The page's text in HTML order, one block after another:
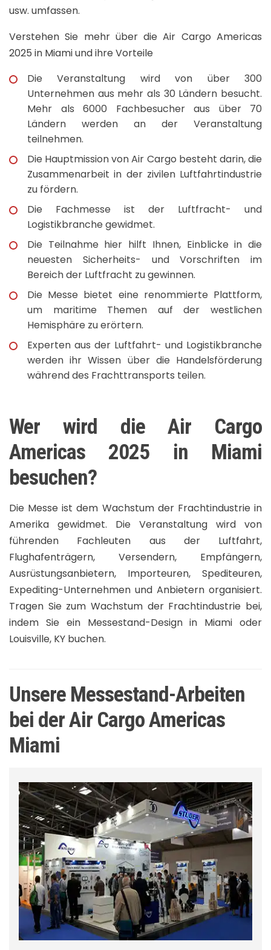
usw. umfassen.
Verstehen Sie mehr über die Air Cargo Americas
2025 in Miami und ihre Vorteile
Die Veranstaltung wird von über 300
Unternehmen aus mehr als 30 Ländern besucht.
Mehr als 6000 Fachbesucher aus über 70
Ländern werden an der Veranstaltung
teilnehmen.
Die Hauptmission von Air Cargo besteht darin, die
Zusammenarbeit in der zivilen Luftfahrtindustrie
zu fördern.
Die Fachmesse ist der Luftfracht- und
Logistikbranche gewidmet.
Die Teilnahme hier hilft Ihnen, Einblicke in die
neuesten Sicherheits- und Vorschriften im
Bereich der Luftfracht zu gewinnen.
Die Messe bietet eine renommierte Plattform,
um maritime Themen auf der westlichen
Hemisphäre zu erörtern.
Experten aus der Luftfahrt- und Logistikbranche
werden ihr Wissen über die Handelsförderung
während des Frachttransports teilen.
Wer wird die Air Cargo
Americas 2025 in Miami
besuchen?
Die Messe ist dem Wachstum der Frachtindustrie in
Amerika gewidmet. Die Veranstaltung wird von
führenden Fachleuten aus der Luftfahrt,
Flughafenträgern, Versendern, Empfängern,
Ausrüstungsanbietern, Importeuren, Spediteuren,
Expediting-Unternehmen und Anbietern organisiert.
Tragen Sie zum Wachstum der Frachtindustrie bei,
indem Sie ein Messestand-Design in Miami oder
Louisville, KY buchen.
Unsere Messestand-Arbeiten
bei der Air Cargo Americas
Miami